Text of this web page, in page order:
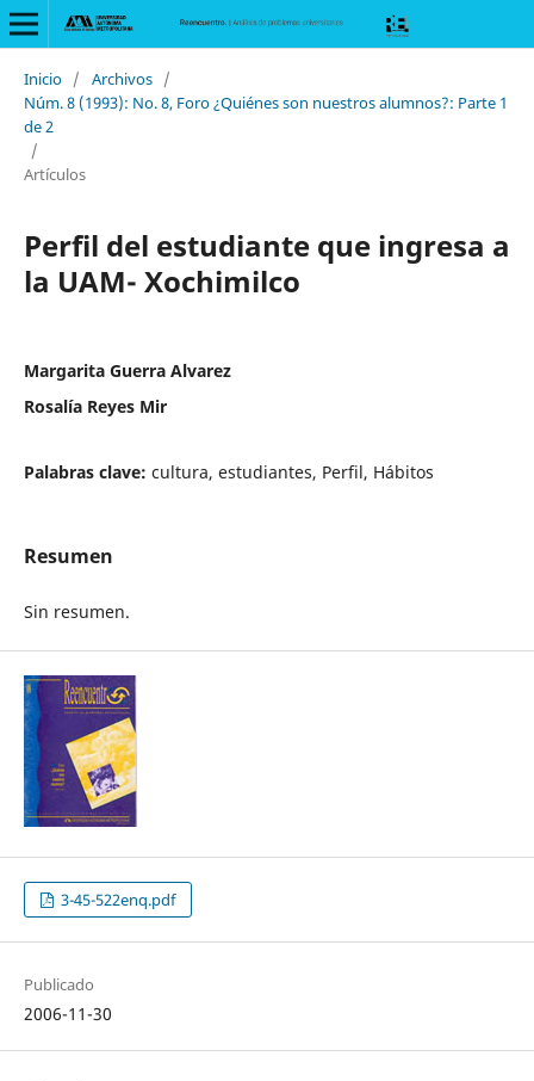
Inicio / Archivos /
Núm. 8 (1993): No. 8, Foro ¿Quiénes son nuestros alumnos?: Parte 1
de 2
/
Artículos
Perfil del estudiante que ingresa a
la UAM- Xochimilco
Margarita Guerra Alvarez
Rosalía Reyes Mir
Palabras clave: cultura, estudiantes, Perfil, Hábitos
Resumen
Sin resumen.
3-45-522enq.pdf
Publicado
2006-11-30